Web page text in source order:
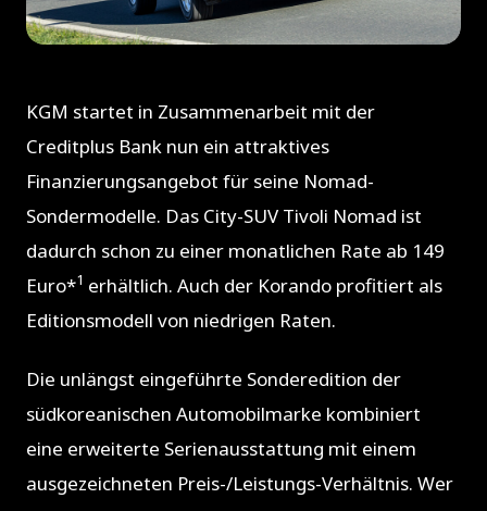
JPG
KGM startet in Zusammenarbeit mit der
Creditplus Bank nun ein attraktives
Finanzierungsangebot für seine Nomad-
Sondermodelle. Das City-SUV Tivoli Nomad ist
dadurch schon zu einer monatlichen Rate ab 149
Euro*1 erhältlich. Auch der Korando profitiert als
Editionsmodell von niedrigen Raten.
Die unlängst eingeführte Sonderedition der
südkoreanischen Automobilmarke kombiniert
eine erweiterte Serienausstattung mit einem
ausgezeichneten Preis-/Leistungs-Verhältnis. Wer